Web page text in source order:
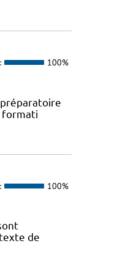
100%
formati
100%
de